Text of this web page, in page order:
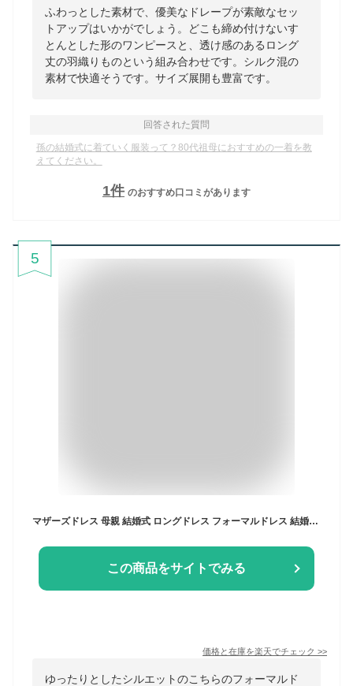
ふわっとした素材で、優美なドレープが素敵なセッ
トアップはいかがでしょう。どこも締め付けないす
とんとした形のワンピースと、透け感のあるロング
丈の羽織りものという組み合わせです。シルク混の
素材で快適そうです。サイズ展開も豊富です。
回答された質問
孫の結婚式に着ていく服装って？80代祖母におすすめの一着を教
えてください。
1件 のおすすめ口コミがあります
5
この商品をサイトでみる
価格と在庫を楽天でチェック >>
ゆったりとしたシルエットのこちらのフォーマルド